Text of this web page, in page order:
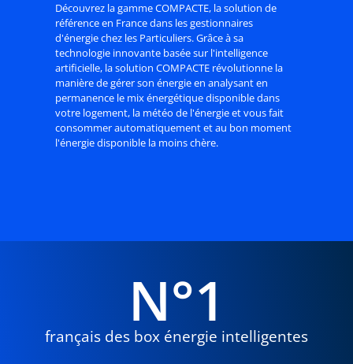
Découvrez la gamme COMPACTE, la solution de
référence en France dans les gestionnaires
d'énergie chez les Particuliers. Grâce à sa
technologie innovante basée sur l'intelligence
artificielle, la solution COMPACTE révolutionne la
manière de gérer son énergie en analysant en
permanence le mix énergétique disponible dans
votre logement, la météo de l'énergie et vous fait
consommer automatiquement et au bon moment
l'énergie disponible la moins chère.
français des box énergie intelligentes
N°1